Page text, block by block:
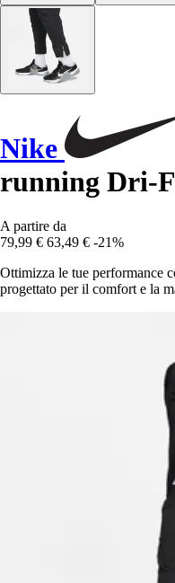
Nike
running Dri-
A partire da
79,99 € 63,49 € -21%
Ottimizza le tue performance
progettato per il comfort e la